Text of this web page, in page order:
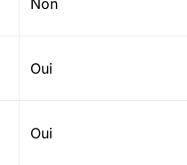
Non
Oui
Oui